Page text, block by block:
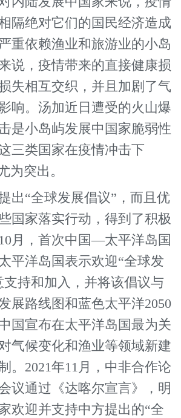
隔绝对它们的国民经济造成
重依赖渔业和旅游业的小岛
说，疫情带来的直接健康损
失相互交织，并且加剧了气
响。汤加近日遭受的火山爆
是小岛屿发展中国家脆弱性
三类国家在疫情冲击下
为突出。
“全球发展倡议”，而且优
国家落实行动，得到了积极
月，首次中国—太平洋岛国
平洋岛国表示欢迎“全球发
支持和加入，并将该倡议与
展路线图和蓝色太平洋2050
国宣布在太平洋岛国最为关
气候变化和渔业等领域新建
。2021年11月，中非合作论
议通过《达喀尔宣言》，明
欢迎并支持中方提出的“全